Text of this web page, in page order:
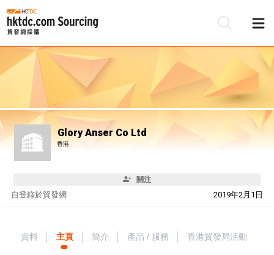
Glory Anser Co Ltd
香港
關注
自 2019年2月1日
登錄於貿發網
資料 主頁 簡介 產品 / 服務 香港貿發局活動